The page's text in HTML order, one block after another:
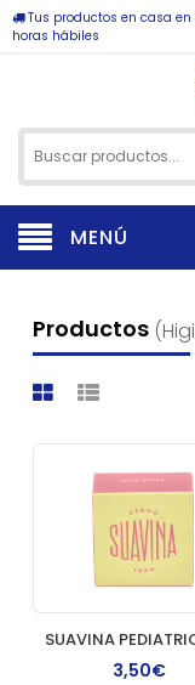
Tus productos en casa en
horas hábiles
MENÚ
Productos
3,50€